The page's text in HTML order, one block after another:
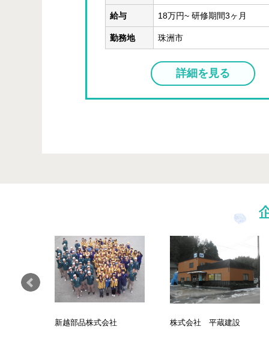
給与 18万円~ 研修期間3ヶ月
勤務地 珠洲市
詳細を見る
新越部品株式会社 株式会社 平蔵建設